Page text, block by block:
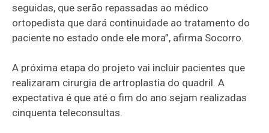
seguidas, que serão repassadas ao médico
ortopedista que dará continuidade ao tratamento do
paciente no estado onde ele mora”, afirma Socorro.
A próxima etapa do projeto vai incluir pacientes que
realizaram cirurgia de artroplastia do quadril. A
expectativa é que até o fim do ano sejam realizadas
cinquenta teleconsultas.